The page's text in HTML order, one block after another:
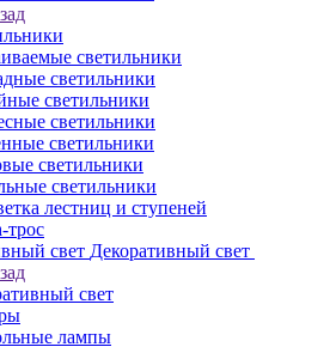
светильники
светильники
светильники
светильники
светильники
светильники
светильники
лестниц и ступеней
трос
Декоративный свет
свет
лампы